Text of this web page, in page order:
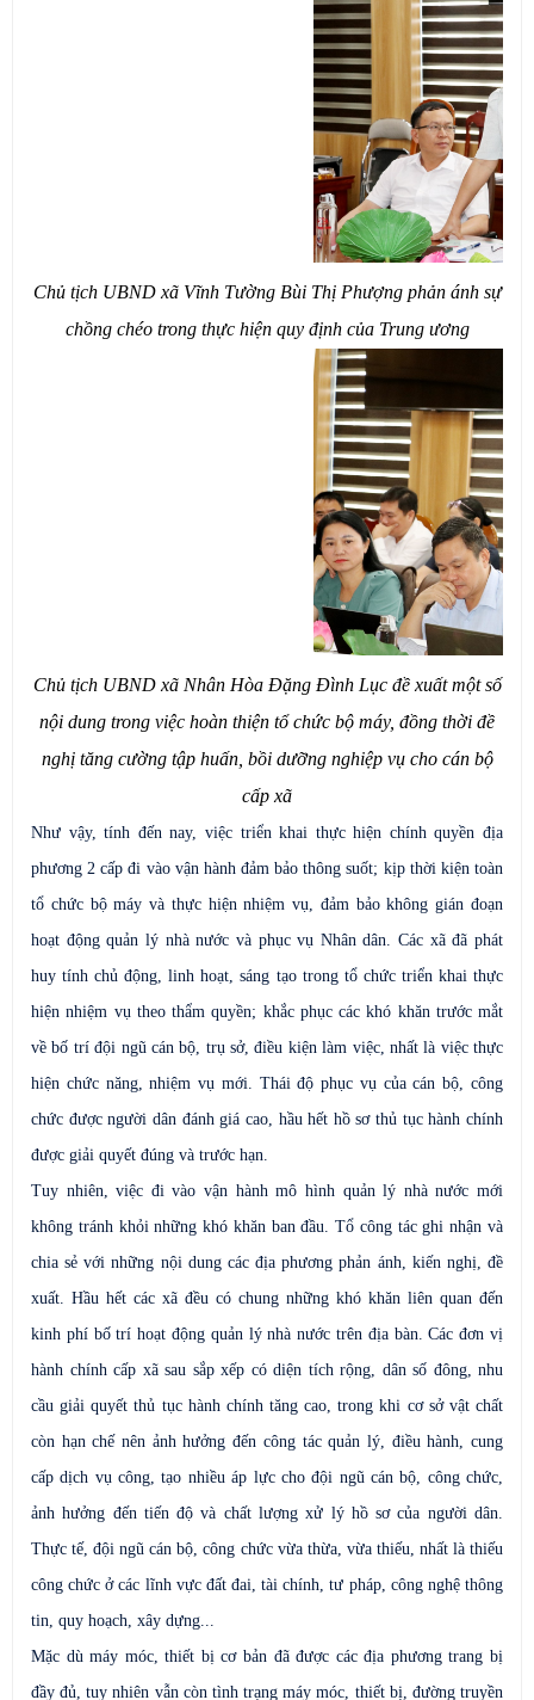
Chủ tịch UBND xã Vĩnh Tường Bùi Thị Phượng phản ánh sự
chồng chéo trong thực hiện quy định của Trung ương
Chủ tịch UBND xã Nhân Hòa Đặng Đình Lục đề xuất một số
nội dung trong việc hoàn thiện tổ chức bộ máy, đồng thời đề
nghị tăng cường tập huấn, bồi dưỡng nghiệp vụ cho cán bộ
cấp xã
Như vậy, tính đến nay, việc triển khai thực hiện chính quyền địa
phương 2 cấp đi vào vận hành đảm bảo thông suốt; kịp thời kiện toàn
tổ chức bộ máy và thực hiện nhiệm vụ, đảm bảo không gián đoạn
hoạt động quản lý nhà nước và phục vụ Nhân dân. Các xã đã phát
huy tính chủ động, linh hoạt, sáng tạo trong tổ chức triển khai thực
hiện nhiệm vụ theo thẩm quyền; khắc phục các khó khăn trước mắt
về bố trí đội ngũ cán bộ, trụ sở, điều kiện làm việc, nhất là việc thực
hiện chức năng, nhiệm vụ mới. Thái độ phục vụ của cán bộ, công
chức được người dân đánh giá cao, hầu hết hồ sơ thủ tục hành chính
được giải quyết đúng và trước hạn.
Tuy nhiên, việc đi vào vận hành mô hình quản lý nhà nước mới
không tránh khỏi những khó khăn ban đầu. Tổ công tác ghi nhận và
chia sẻ với những nội dung các địa phương phản ánh, kiến nghị, đề
xuất. Hầu hết các xã đều có chung những khó khăn liên quan đến
kinh phí bố trí hoạt động quản lý nhà nước trên địa bàn. Các đơn vị
hành chính cấp xã sau sắp xếp có diện tích rộng, dân số đông, nhu
cầu giải quyết thủ tục hành chính tăng cao, trong khi cơ sở vật chất
còn hạn chế nên ảnh hưởng đến công tác quản lý, điều hành, cung
cấp dịch vụ công, tạo nhiều áp lực cho đội ngũ cán bộ, công chức,
ảnh hưởng đến tiến độ và chất lượng xử lý hồ sơ của người dân.
Thực tế, đội ngũ cán bộ, công chức vừa thừa, vừa thiếu, nhất là thiếu
công chức ở các lĩnh vực đất đai, tài chính, tư pháp, công nghệ thông
tin, quy hoạch, xây dựng...
Mặc dù máy móc, thiết bị cơ bản đã được các địa phương trang bị
đầy đủ, tuy nhiên vẫn còn tình trạng máy móc, thiết bị, đường truyền